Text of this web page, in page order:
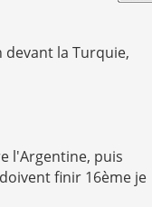
la Turquie,
l'Argentine, puis
finir 16ème je